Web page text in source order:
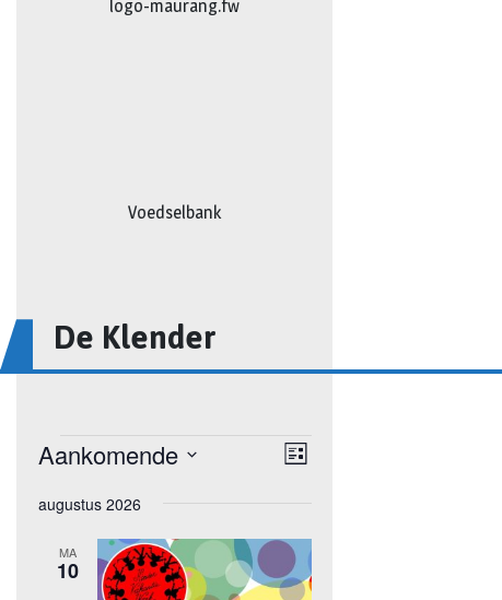
johan
Voedselbank
De Klender